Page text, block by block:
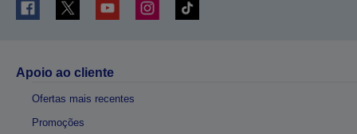
Apoio ao cliente
Ofertas mais recentes
Promoções